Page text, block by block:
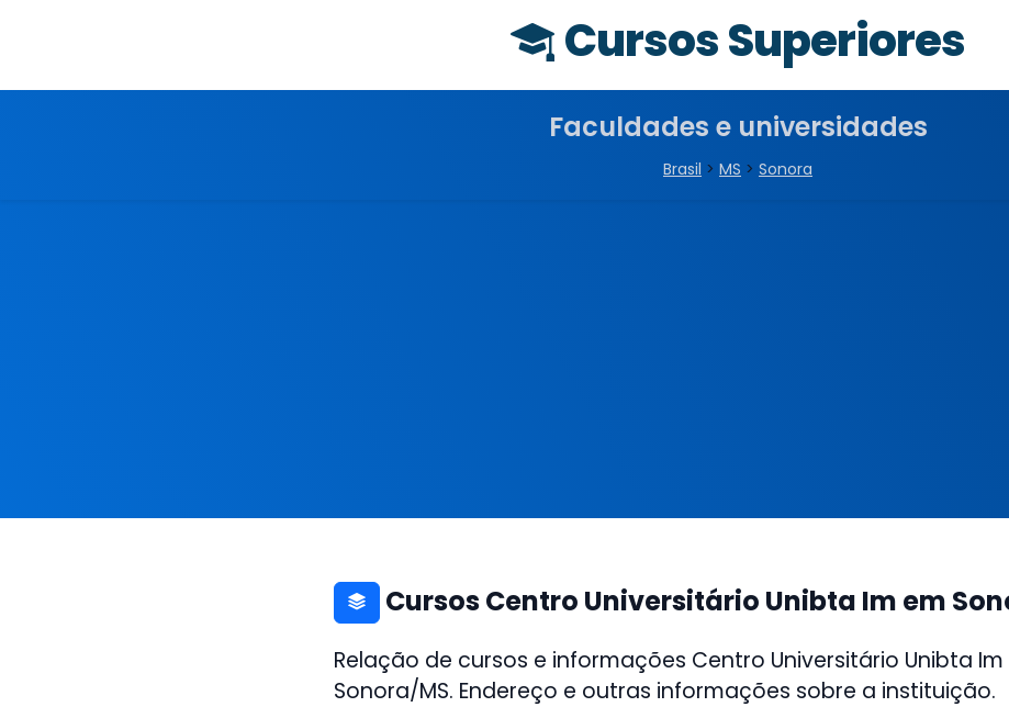
Cursos Superiores
Faculdades e universidades
Brasil > MS > Sonora
Cursos Centro Universitário Unibta Im em
Relação de cursos e informações Centro Universitário Unibta Im
Sonora/MS. Endereço e outras informações sobre a instituição.